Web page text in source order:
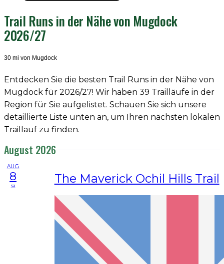
Trail Runs in der Nähe von Mugdock
2026/27
30 mi von Mugdock
Entdecken Sie die besten Trail Runs in der Nähe von
Mugdock für 2026/27! Wir haben 39 Trailläufe in der
Region für Sie aufgelistet. Schauen Sie sich unsere
detaillierte Liste unten an, um Ihren nächsten lokalen
Traillauf zu finden.
August 2026
AUG
8
sa The Maverick Ochil Hills Trail